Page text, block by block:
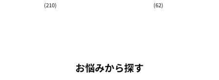
(210) (62)
お悩みから探す